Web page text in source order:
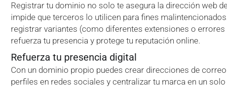
Registrar tu dominio no solo te asegura la dirección web
impide que terceros lo utilicen para fines
registrar variantes (como diferentes extensiones o
refuerza tu presencia y protege tu reputación online.
Refuerza tu presencia digital
Con un dominio propio puedes crear direcciones de
perfiles en redes sociales y centralizar tu marca en un